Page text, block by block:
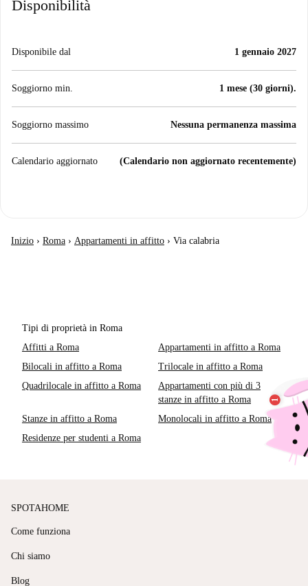
Disponibilità
Disponibile dal 1 gennaio 2027
Soggiorno min. 1 mese (30 giorni).
Soggiorno massimo Nessuna permanenza massima
Calendario aggiornato (Calendario non aggiornato recentemente)
Inizio › Roma › Appartamenti in affitto › Via calabria
Tipi di proprietà in Roma
Affitti a Roma
Appartamenti in affitto a Roma
Bilocali in affitto a Roma
Trilocale in affitto a Roma
Quadrilocale in affitto a Roma
Appartamenti con più di 3
stanze in affitto a Roma
Stanze in affitto a Roma
Monolocali in affitto a Roma
Residenze per studenti a Roma
SPOTAHOME
Come funziona
Chi siamo
Blog